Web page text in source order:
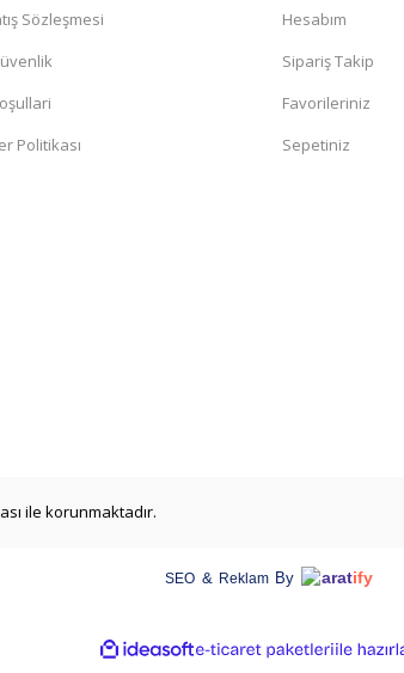
Sözleşmesi
Politikası
Hesabım
Sipariş Takip
Favorileriniz
Sepetiniz
ile korunmaktadır.
SEO & Reklam By aratify